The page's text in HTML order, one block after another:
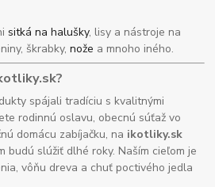
sitká na halušky, lisy a nástroje na
škrabky,nože a mnoho iného.
spájali tradíciu s kvalitnými
rodinnú oslavu, obecnú súťaž vo
domácu zabíjačku, na ikotliky.sk
budú slúžiť dlhé roky. Naším cieľom je
vôňu dreva a chuť poctivého jedla